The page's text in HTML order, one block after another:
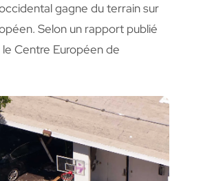
gagne du terrain sur
Selon un rapport publié
Centre Européen de